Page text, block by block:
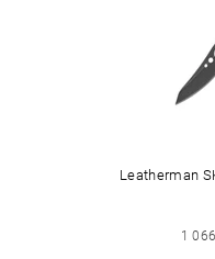
Leatherman
1